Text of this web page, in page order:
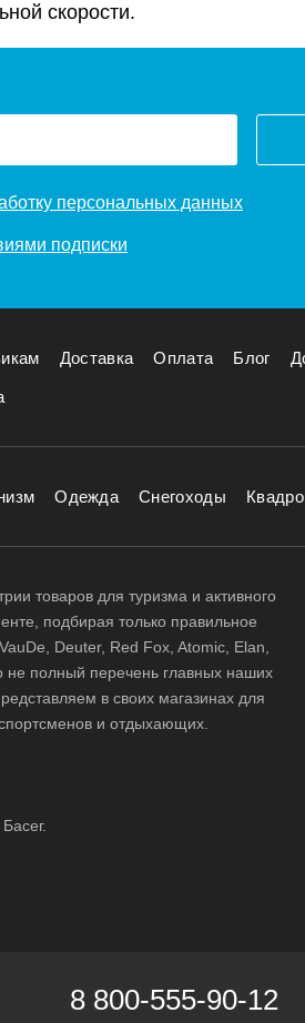
скорости.
персональных данных
подписки
Доставка Оплата Блог
Одежда Снегоходы
товаров для туризма и активного
подбирая только правильное
Deuter, Red Fox, Atomic, Elan,
не полный перечень главных наших
в своих магазинах для
и отдыхающих.
8 800-555-90-12